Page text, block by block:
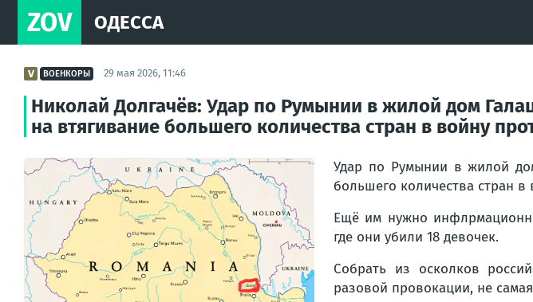
ZOV ОДЕССА
ВОЕНКОРЫ 29 мая 2026, 11:46
Николай Долгачёв: Удар по Румынии в жилой дом
на втягивание большего количества стран в войну
Удар по Румынии в жилой
большего количества стран в
Ещё им нужно
где они убили 18 девочек.
Собрать из осколков
разовой провокации, не